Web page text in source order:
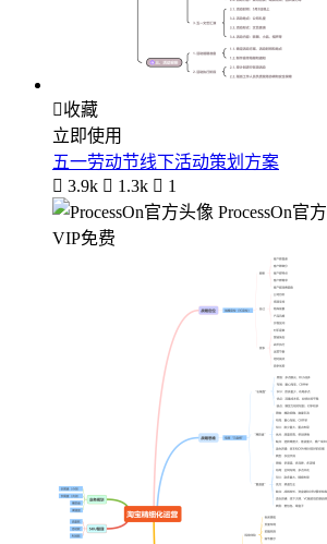
收藏
立即使用
五一劳动节线下活动策划方案
 3.9k  1.3k  1
ProcessOn官方
VIP免费